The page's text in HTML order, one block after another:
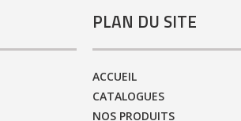
PLAN DU SITE
ACCUEIL
CATALOGUES
NOS PRODUITS